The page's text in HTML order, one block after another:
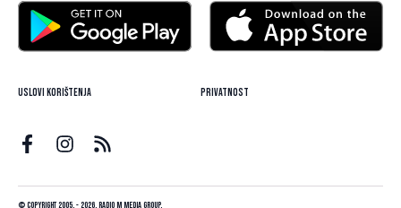
Uslovi korištenja Privatnost
© Copyright 2005. - 2026. Radio M Media Group.